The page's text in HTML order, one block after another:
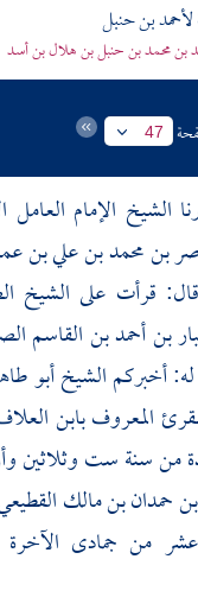
بن حنبل
بن محمد بن حنبل بن هلال بن أسد
47
الشيخ الإمام العامل
بن محمد بن علي بن
قرأت على الشيخ
بن أحمد بن القاسم
أخبركمالشيخ أبو
المعروف بابن
سنة ست وثلاثين
حمدان بن مالك
من جمادى الآخرة